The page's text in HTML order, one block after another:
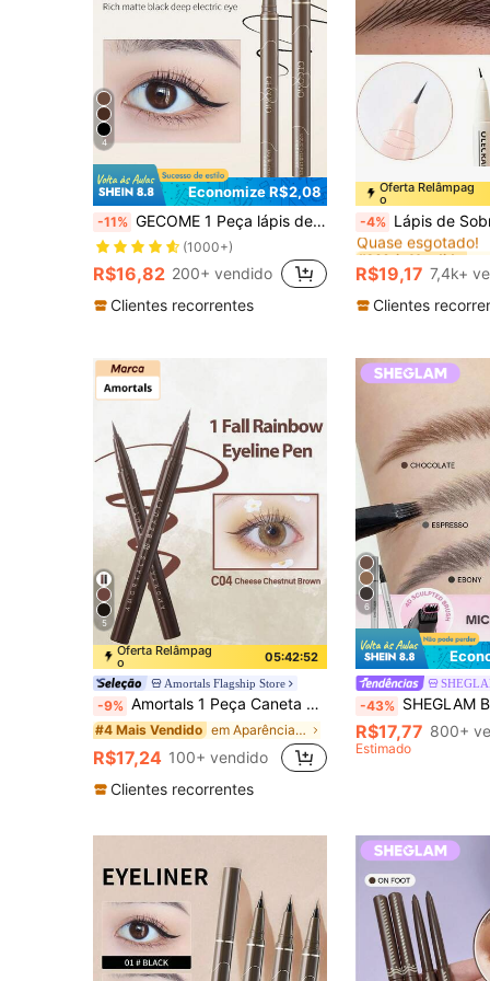
4
Economize R$2,08
-11% GECOME 1 Peça lápis delineador de olhos líquido ultra fino, à prova d'água, resistente ao suor, à prova de borrões, suave, adequado para iniciantes
(1000+)
R$16,82 200+ vendido
Clientes recorrentes
Oferta Relâmpag
o
-4% Lápis de Sobrancelha Angulado Ultrafino, Ponta de Caneta Ultrafina de 0,01mm, Caneta Delineadora de Ponta Curva Focada para Cílios Inferiores e
#1 Mais Vendido
Quase esgotado!
#1 Mais Vendido
Quase esgotado!
#1 Mais Vendido
Quase esgotado!
#1 Mais Vendido
Quase esgotado!
R$19,17 7,4k+
Clientes
5
Oferta Relâmpag
o 05:42:51
Amortals Flagship Store
-9% Amortals 1 Peça Caneta Delineador Líquido Marrom Ultra Fina 0,01mm – Secagem Rápida, Ponta Suave Fosca, À Prova d'Água, À Prova de Suor, À Prova de Borrões, Longa Duração, Pigmento Suave e Amigável à Pele, Ideal para Iniciantes e Maquiadores, Cosmético de Maquiagem para Olhos Viral e Essencial
#4 Mais Vendido em Aparência mais suave Delineadores
R$17,24 100+ vendido
Clientes recorrentes
6
-43% SHEGLAM Brow-Fection Micro-Stroke Caneta LíQuida Para Sobrancelhas-
R$17,77 800+
Estimado